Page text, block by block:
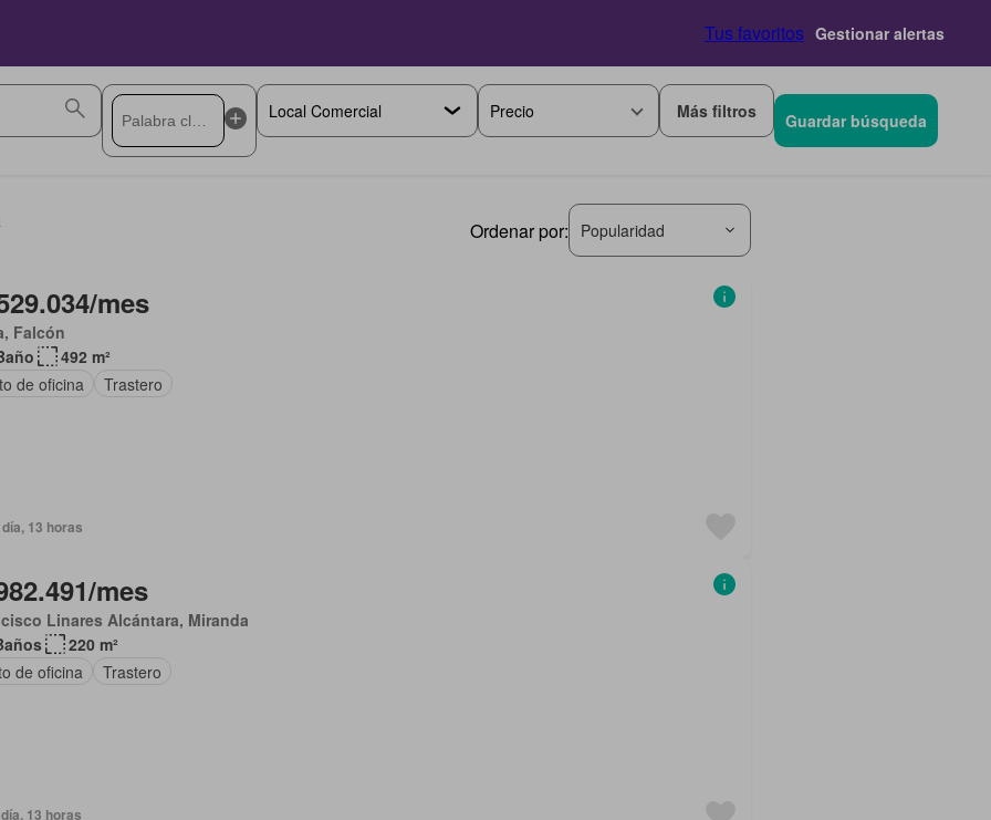
Tus favoritos Gestionar alertas
Precio Más filtros Guardar búsqueda
Ordenar por: Popularidad
mes
Falcón
492 m²
de oficina
Trastero
13 horas
mes
Linares Alcántara, Miranda
220 m²
de oficina
Trastero
13 horas